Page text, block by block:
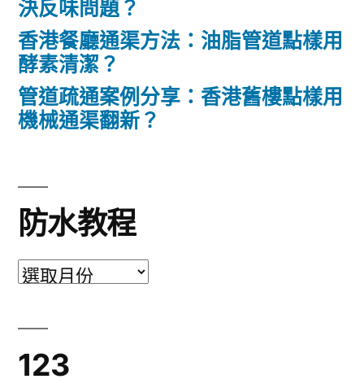
決反味問題？
香港餐廳通渠方法：油脂管道點樣用
酵素清潔？
管道疏通案例分享：香港舊樓點樣用
機械通渠翻新？
防水教程
防
程
123